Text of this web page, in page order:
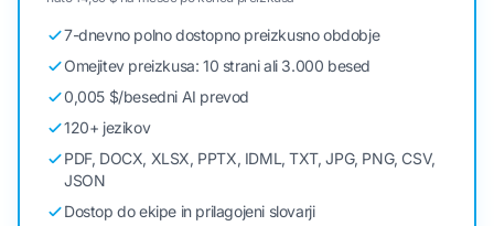
7-dnevno polno dostopno preizkusno obdobje
Omejitev preizkusa: 10 strani ali 3.000 besed
0,005 $/besedni AI prevod
120+ jezikov
PDF, DOCX, XLSX, PPTX, IDML, TXT, JPG, PNG, CSV,
JSON
Dostop do ekipe in prilagojeni slovarji